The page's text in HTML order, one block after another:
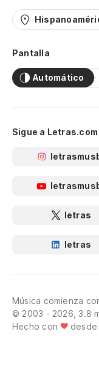
Pantalla
Automático
Sigue a Letras.com
letras
letras
Música comienza
© 2003 - 2026, 3.8
Hecho con
desde